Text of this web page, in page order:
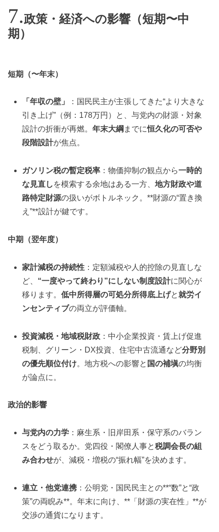
政策・経済への影響（短期〜中
期）
短期（〜年末）
「年収の壁」
：国民民主が主張してきた“より大きな
引き上げ”（例：178万円）と、与党内の財源・対象
設計の折衝が再燃。年末大綱 までに恒久化の可否や
段階設計が焦点。
ガソリン税の暫定税率 ：物価抑制の観点から一時的
な見直し を模索する余地はある一方、地方財政や道
路特定財源の扱いがボトルネック。**財源の“置き換
え”**設計が鍵です。
中期（翌年度）
家計減税の持続性 ：定額減税や人的控除の見直しな
ど、 “一度やって終わり”にしない制度設計に関心が
移ります。低中所得層の可処分所得底上げと就労イ
ンセンティブの両立が評価軸。
投資減税・地域税財政 ：中小企業投資・賃上げ促進
税制、グリーン・DX投資、住宅中古流通など分野別
の優先順位付け。地方税への影響と 国の補塡の均衡
が論点に。
政治的影響
与党内の力学 ：麻生系・旧岸田系・保守系のバラン
スをどう取るか。党四役・閣僚人事と税調会長の組
み合わせが、減税・増税の“振れ幅”を決めます。
連立・他党連携 ：公明党・国民民主との**“数”と“政
策”の両睨み**。年末に向け、**「財源の実在性」**が
交渉の通貨になります。